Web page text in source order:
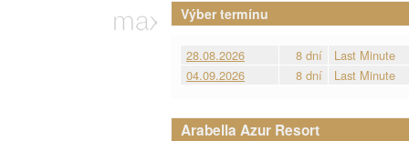
Výber termínu
28.08.2026 8 dní Last Minute
04.09.2026
8 dní Last Minute
Arabella Azur Resort